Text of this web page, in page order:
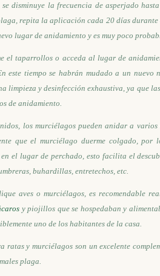
disminuye la frecuencia de asperjado
repita la aplicación cada 20 días durante
lugar de anidamiento y es muy poco
el taparrollos o acceda al lugar de
este tiempo se habrán mudado a un nuevo
limpieza y desinfección exhaustiva, ya que
de anidamiento.
los murciélagos pueden anidar a
que el murciélago duerme colgado, por
el lugar de perchado, esto facilita el
buhardillas, entretechos, etc.
aves o murciélagos, es recomendable
y piojillos que se hospedaban y
uno de los habitantes de la casa.
ratas ymurciélagos son un excelente
plaga.